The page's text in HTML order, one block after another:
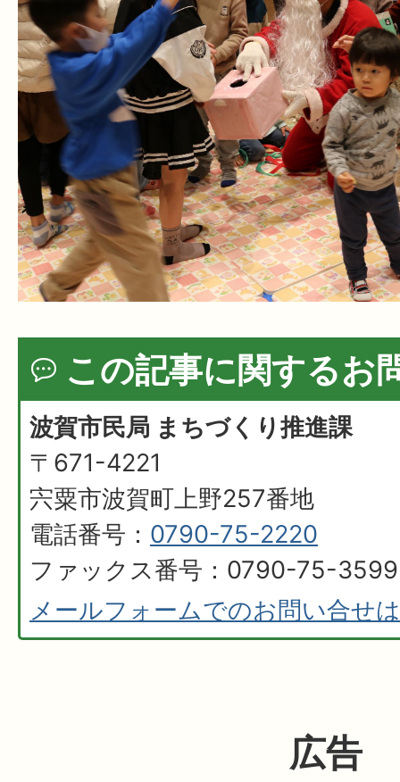
この記事に関するお
波賀市民局 まちづくり推進課
〒671-4221
宍粟市波賀町上野257番地
電話番号： 0790-75-2220
ファックス番号：0790-75-3599
メールフォームでのお問い合せ
広告